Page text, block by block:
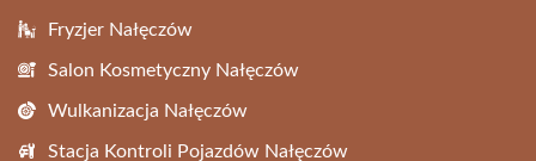
Fryzjer Nałęczów
Salon Kosmetyczny Nałęczów
Wulkanizacja Nałęczów
Stacja Kontroli Pojazdów Nałęczów